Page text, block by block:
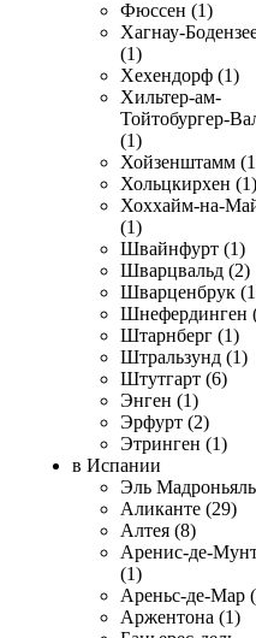
Фюссен (1)
Хагнау-
(1)
Хехендорф (1)
Хильтер-ам-
Тойтобургер-
(1)
Хойзенштамм
Хольцкирхен (1)
Хоххайм-на-
(1)
Швайнфурт (1)
Шварцвальд (2)
Шварценбрук
Шнефердинген
Штарнберг (1)
Штральзунд (1)
Штутгарт (6)
Энген (1)
Эрфурт (2)
Этринген (1)
в Испании
Эль
Аликанте (29)
Алтея (8)
Аренис-де-
(1)
Ареньс-де-Мар
Аржентона (1)